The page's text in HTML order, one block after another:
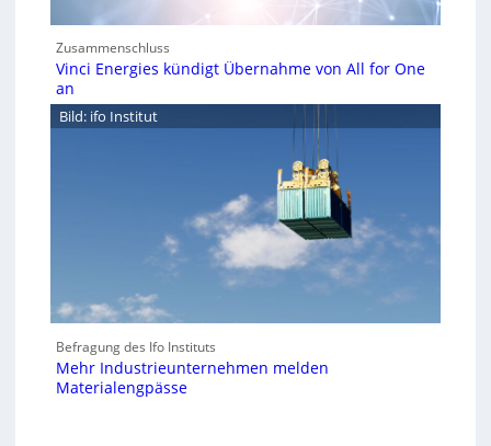
Zusammenschluss
Vinci Energies kündigt Übernahme von All for One
an
Bild: ifo Institut
Befragung des Ifo Instituts
Mehr Industrieunternehmen melden
Materialengpässe